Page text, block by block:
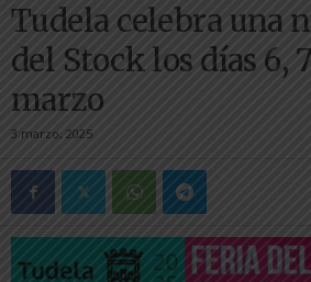
Tudela celebra una
del Stock los días 6,
marzo
3 marzo, 2025